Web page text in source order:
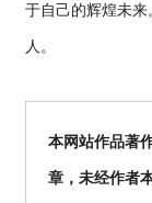
于自己的辉煌未
人。
本网站作品著
章，未经作者